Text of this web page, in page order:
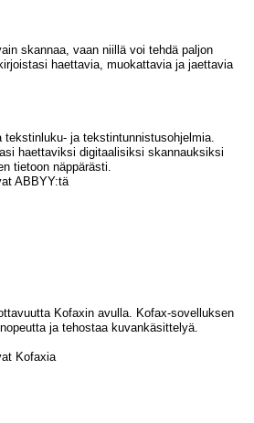
skannaa, vaan niillä voi tehdä paljon
haettavia, muokattavia ja jaettavia
ja tekstintunnistusohjelmia.
haettaviksi digitaalisiksi skannauksiksi
tietoon näppärästi.
ABBYY:tä
Kofaxin avulla. Kofax-sovelluksen
ja tehostaa kuvankäsittelyä.
Kofaxia